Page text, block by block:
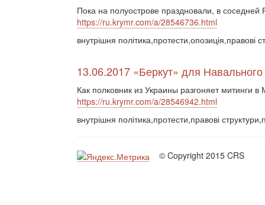
Пока на полуострове праздновали, в
https://ru.krymr.com/a/28546736.html
внутрішня політика,протести,опозиція,правові
13.06.2017 «Беркут» для Навального
Как полковник из Украины разгоняет митинги в
https://ru.krymr.com/a/28546942.html
внутрішня політика,протести,правові
© Copyright 2015 CRS